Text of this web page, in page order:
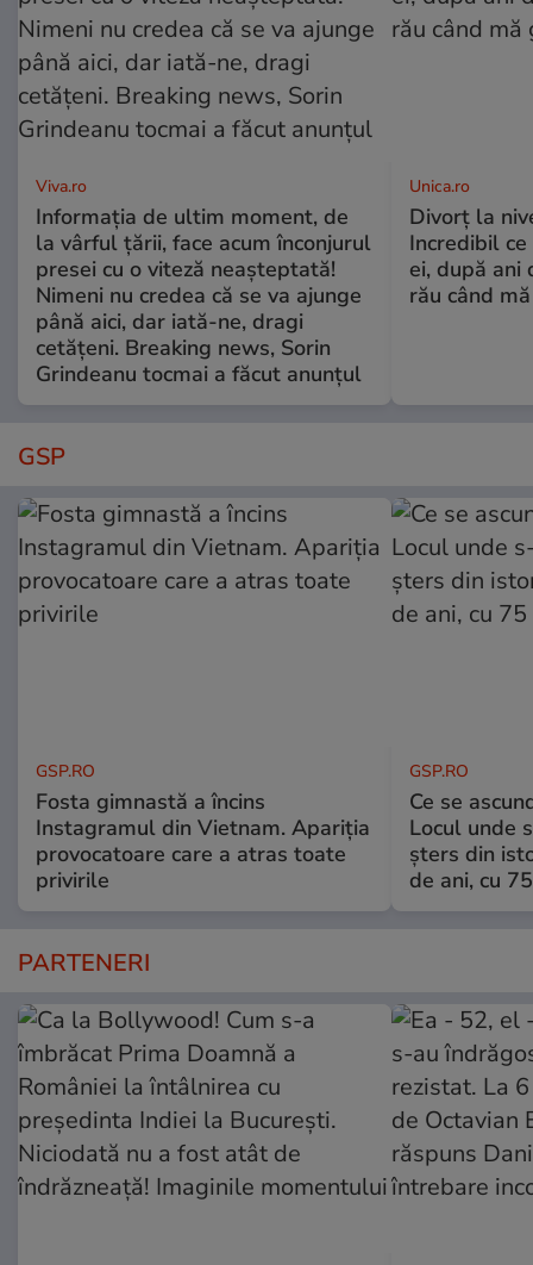
Viva.ro
Informația de ultim moment, de
la vârful țării, face acum înconjurul
presei cu o viteză neașteptată!
Nimeni nu credea că se va ajunge
până aici, dar iată-ne, dragi
cetățeni. Breaking news, Sorin
Grindeanu tocmai a făcut anunțul
Unica.ro
Divorț la
Incredibil
ei, după ani
rău când
GSP
GSP.RO
Fosta gimnastă a încins
Instagramul din Vietnam. Apariția
provocatoare care a atras toate
privirile
GSP.RO
Ce se
Locul unde
șters din
de ani, cu
PARTENERI